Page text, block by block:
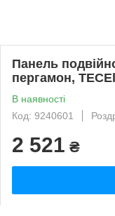
Панель
пергамон,
В наявності
Код: 9240601
2 521 ₴